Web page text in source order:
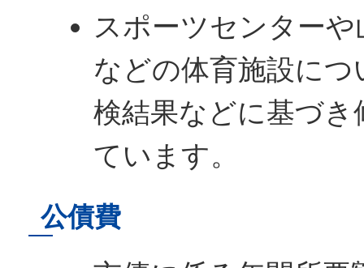
スポーツセンター
などの体育施設に
検結果などに基づき
ています。
公債費